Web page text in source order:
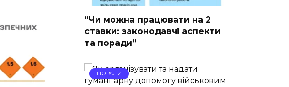
“Чи можна працювати на 2
ставки: законодавчі аспекти
та поради”
ПОРАДИ